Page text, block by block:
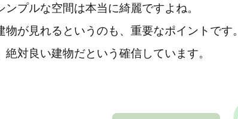
プルな空間は本当に綺麗ですよね。
が見れるというのも、重要なポイントです。
対良い建物だという確信しています。